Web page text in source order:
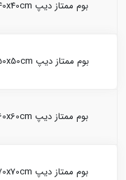
بوم ممتاز دیپ 40x40cm پیشگام
بوم ممتاز دیپ 50x50cm پیشگام
بوم ممتاز دیپ 60x60cm پیشگام
بوم ممتاز دیپ 70x70cm پیشگام